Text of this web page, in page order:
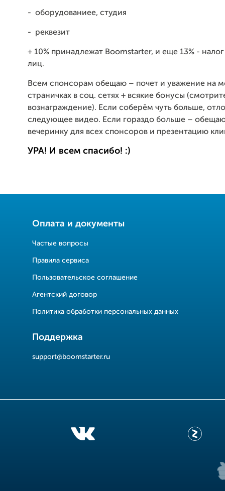
- оборудованиее, студия
- реквезит
+ 10% принадлежат Boomstarter, и еще 13% -
лиц.
Всем спонсорам обещаю – почет и уважение на
страничках в соц. cетях + всякие бонусы
вознаграждение). Если соберём чуть больше,
следующее видео. Если гораздо больше –
вечеринку для всех спонсоров и презентацию
УРА! И всем спасибо! :)
Оплата и документы
Частые вопросы
Правила сервиса
Пользовательское соглашение
Агентский договор
Политика обработки персональных данных
Поддержка
support@boomstarter.ru